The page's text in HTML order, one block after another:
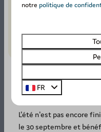
SUMMER
L'été n'est pas encore
le 30 septembre et
notre politique de
FR